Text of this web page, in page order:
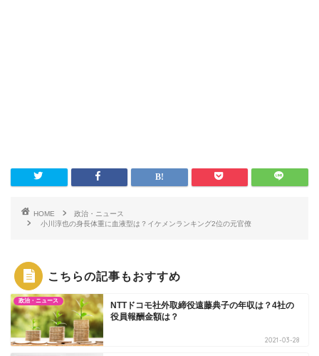
HOME
政治・ニュース
小川淳也の身長体重に血液型は？イケメンランキング2位の元官僚
こちらの記事もおすすめ
政治・ニュース
NTTドコモ社外取締役遠藤典子の年収は？4社の
役員報酬金額は？
2021-03-28